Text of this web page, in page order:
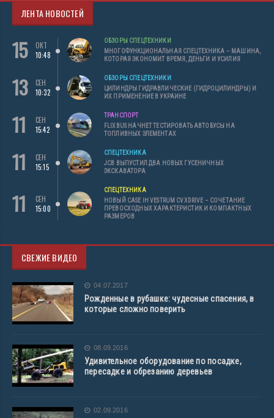
ЛЕНТА НОВОСТЕЙ
15
ОКТ
10:48
ОБЗОРЫ СПЕЦТЕХНИКИ
МНОГОФУНКЦИОНАЛЬНАЯ СПЕЦТЕХНИКА – МАШИНА,
КОТОРАЯ ЭКОНОМИТ ВРЕМЯ, ДЕНЬГИ И УСИЛИЯ
13
СЕН
10:32
ОБЗОРЫ СПЕЦТЕХНИКИ
ЦИЛИНДРЫ ГИДРАВЛИЧЕСКИЕ (ГИДРОЦИЛИНДРЫ) И
ИХ ПРИМЕНЕНИЕ В УКРАИНЕ
11
СЕН
15:42
ТРАНСПОРТ
FLIXBUS НАЧНЕТ ТЕСТИРОВАТЬ АВТОБУСЫ НА
ТОПЛИВНЫХ ЭЛЕМЕНТАХ
11
СЕН
15:15
СПЕЦТЕХНИКА
JCB ВЫПУСТИЛ ДВА НОВЫХ ГУСЕНИЧНЫХ
ЭКСКАВАТОРА
11
СЕН
15:00
СПЕЦТЕХНИКА
НОВЫЙ CASE IH VESTRUM CVXDRIVE – СОЧЕТАНИЕ
ПРЕВОСХОДНЫХ ХАРАКТЕРИСТИК И КОМПАКТНЫХ
РАЗМЕРОВ
СВЕЖИЕ ВИДЕО
04.07.2017
Рожденные в рубашке: чудесные спасения, в
которые сложно поверить
08.09.2016
Удивительное оборудование по посадке,
пересадке и обрезанию деревьев
02.09.2016